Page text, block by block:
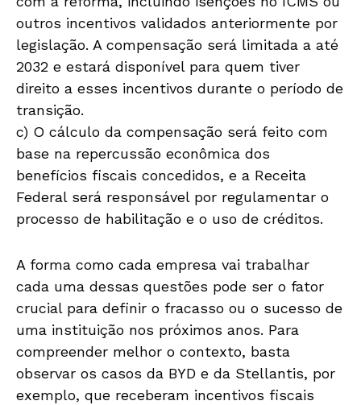
outros incentivos validados anteriormente por
legislação. A compensação será limitada a até
2032 e estará disponível para quem tiver
direito a esses incentivos durante o período de
transição.
c) O cálculo da compensação será feito com
base na repercussão econômica dos
benefícios fiscais concedidos, e a Receita
Federal será responsável por regulamentar o
processo de habilitação e o uso de créditos.
A forma como cada empresa vai trabalhar
cada uma dessas questões pode ser o fator
crucial para definir o fracasso ou o sucesso de
uma instituição nos próximos anos. Para
compreender melhor o contexto, basta
observar os casos da BYD e da Stellantis, por
exemplo, que receberam incentivos fiscais